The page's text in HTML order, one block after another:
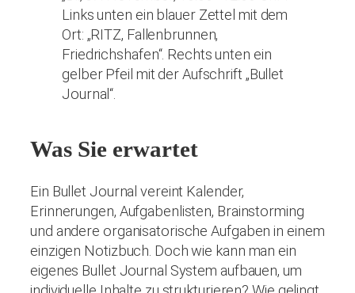
Was Sie erwartet
Ein Bullet Journal vereint Kalender,
Erinnerungen, Aufgabenlisten, Brainstorming
und andere organisatorische Aufgaben in einem
einzigen Notizbuch. Doch wie kann man ein
eigenes Bullet Journal System aufbauen, um